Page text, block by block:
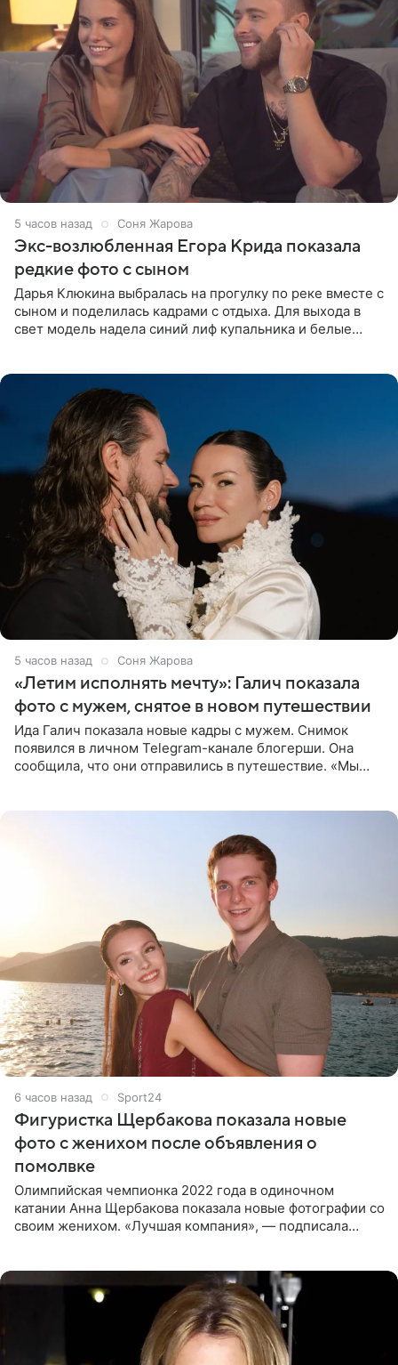
5 часов назад Соня Жарова
Экс-возлюбленная Егора Крида показала
редкие фото с сыном
Дарья Клюкина выбралась на прогулку по реке вместе с
сыном и поделилась кадрами с отдыха. Для выхода в
свет модель надела синий лиф купальника и белые
5 часов назад Соня Жарова
«Летим исполнять мечту»: Галич показала
фото с мужем, снятое в новом путешествии
Ида Галич показала новые кадры с мужем. Снимок
появился в личном Telegram-канале блогерши. Она
сообщила, что они отправились в путешествие. «Мы
6 часов назад Sport24
Фигуристка Щербакова показала новые
фото с женихом после объявления о
помолвке
Олимпийская чемпионка 2022 года в одиночном
катании Анна Щербакова показала новые фотографии со
своим женихом. «Лучшая компания», — подписала